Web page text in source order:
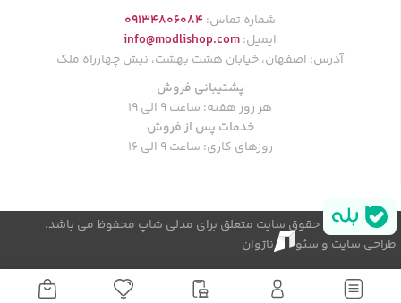
شماره تماس:09134806084
ایمیل:info@modlishop.com
آدرس: اصفهان، خیابان هشت بهشت، نبش چهارراه ملک
پشتیبانی فروش
هر روز هفته: ساعت 9 الی 19
خدمات پس از فروش
روزهای کاری: ساعت 9 الی 16
© کلیه حقوق سایت متعلق برای مدلی شاپ محفوظ می باشد.
طراحی سایت و سئو
ناژوان